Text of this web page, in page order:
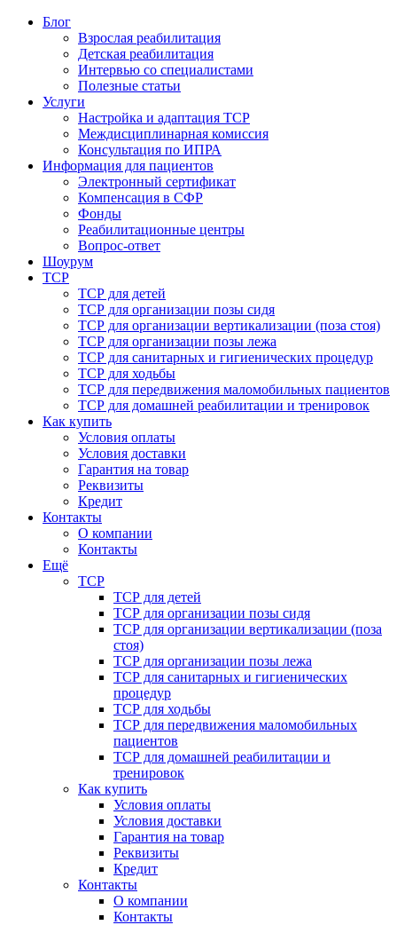
Блог
Взрослая реабилитация
Детская реабилитация
Интервью со специалистами
Полезные статьи
Услуги
Настройка и адаптация ТСР
Междисциплинарная комиссия
Консультация по ИПРА
Информация для пациентов
Электронный сертификат
Компенсация в СФР
Фонды
Реабилитационные центры
Вопрос-ответ
Шоурум
ТСР
ТСР для детей
ТСР для организации позы сидя
ТСР для организации вертикализации (поза стоя)
ТСР для организации позы лежа
ТСР для санитарных и гигиенических процедур
ТСР для ходьбы
ТСР для передвижения маломобильных пациентов
ТСР для домашней реабилитации и тренировок
Как купить
Условия оплаты
Условия доставки
Гарантия на товар
Реквизиты
Кредит
Контакты
О компании
Контакты
Ещё
ТСР
ТСР для детей
ТСР для организации позы сидя
ТСР для организации вертикализации (поза
стоя)
ТСР для организации позы лежа
ТСР для санитарных и гигиенических
процедур
ТСР для ходьбы
ТСР для передвижения маломобильных
пациентов
ТСР для домашней реабилитации и
тренировок
Как купить
Условия оплаты
Условия доставки
Гарантия на товар
Реквизиты
Кредит
Контакты
О компании
Контакты